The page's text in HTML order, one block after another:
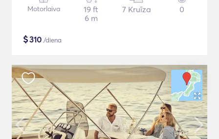
Motorlaiva
19 ft
6 m
7 Kruīza 0
$310 /diena